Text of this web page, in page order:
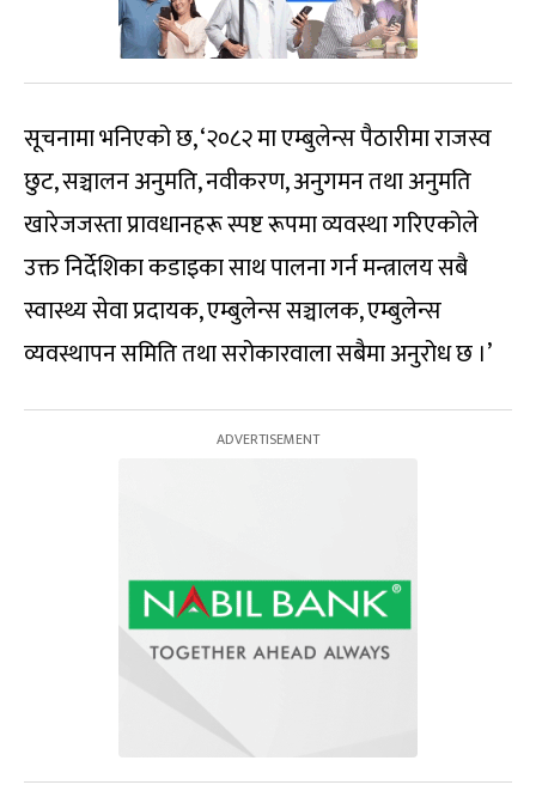
सूचनामा भनिएको छ, ‘२०८२ मा एम्बुलेन्स पैठारीमा राजस्व
छुट, सञ्चालन अनुमति, नवीकरण, अनुगमन तथा अनुमति
खारेजजस्ता प्रावधानहरू स्पष्ट रूपमा व्यवस्था गरिएकोले
उक्त निर्देशिका कडाइका साथ पालना गर्न मन्त्रालय सबै
स्वास्थ्य सेवा प्रदायक, एम्बुलेन्स सञ्चालक, एम्बुलेन्स
व्यवस्थापन समिति तथा सरोकारवाला सबैमा अनुरोध छ ।’